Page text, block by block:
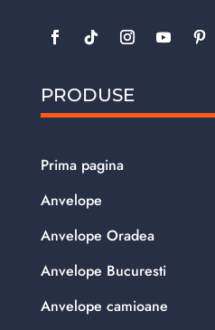
PRODUSE
Prima pagina
Anvelope
Anvelope Oradea
Anvelope Bucuresti
Anvelope camioane